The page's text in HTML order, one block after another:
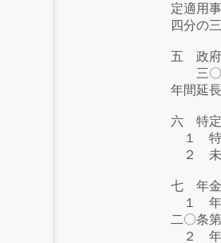
定適用
四分の
五 政府
三〇歳
年間延
六 特定
１ 特
２ 未
七 年金
１ 年
二〇条
２ 年